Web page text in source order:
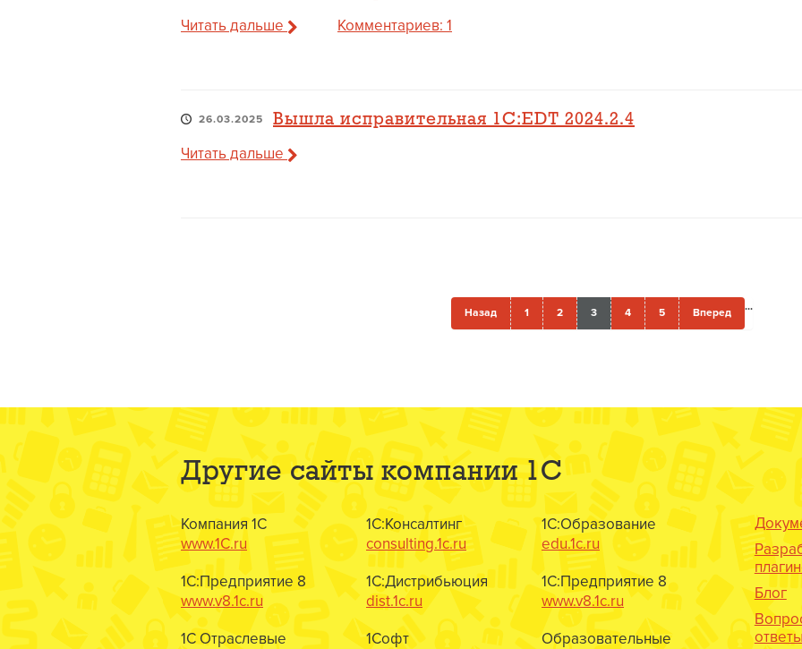
Читать дальше Комментариев: 1
26.03.2025 Вышла исправительная 1C:EDT 2024.2.4
Читать дальше
Назад 1 2 3 4 5 ...
Вперед
Другие сайты компании 1С
Компания 1С
www.1C.ru
1С:Предприятие 8
www.v8.1c.ru
1С Отраслевые
1С:Консалтинг
consulting.1c.ru
1С:Дистрибьюция
dist.1c.ru
1Софт
1С:Образование
edu.1c.ru
1С:Предприятие 8
www.v8.1c.ru
Образовательные
Блог